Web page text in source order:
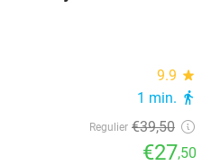
9.9 star
1 min. directions_walk
Regulier €39,50
€27,50